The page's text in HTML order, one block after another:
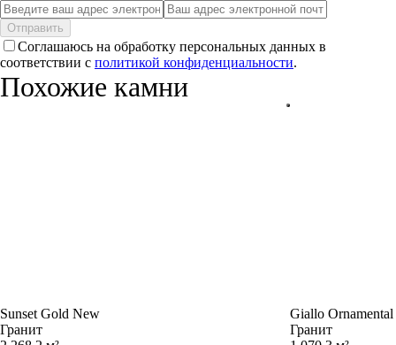
Отправить
Соглашаюсь на обработку персональных данных в
соответствии с политикой конфиденциальности.
Похожие камни
Sunset Gold New
Гранит
Giallo Ornamental
Гранит